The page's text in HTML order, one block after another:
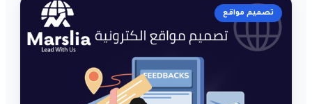
تصميم مواقع